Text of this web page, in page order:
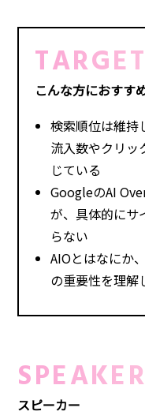
こんな方におすす
検索順位は維持
流入数やクリッ
じている
GoogleのAI
が、具体的にサ
らない
AIOとはなにか
の重要性を理解
SPEAKER
スピーカー